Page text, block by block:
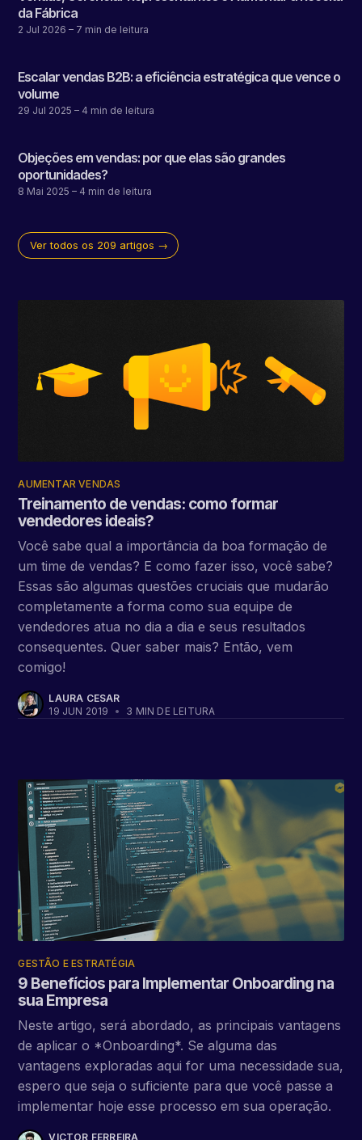
da Fábrica
2 Jul 2026 – 7 min de leitura
Escalar vendas B2B: a eficiência estratégica que vence o
volume
29 Jul 2025 – 4 min de leitura
Objeções em vendas: por que elas são grandes
oportunidades?
8 Mai 2025 – 4 min de leitura
Ver todos os 209 artigos →
AUMENTAR VENDAS
Treinamento de vendas: como formar
vendedores ideais?
Você sabe qual a importância da boa formação de
um time de vendas? E como fazer isso, você sabe?
Essas são algumas questões cruciais que mudarão
completamente a forma como sua equipe de
vendedores atua no dia a dia e seus resultados
consequentes. Quer saber mais? Então, vem
comigo!
LAURA CESAR
19 JUN 2019
• 3 MIN DE LEITURA
GESTÃO E ESTRATÉGIA
9 Benefícios para Implementar Onboarding na
sua Empresa
Neste artigo, será abordado, as principais vantagens
de aplicar o *Onboarding*. Se alguma das
vantagens exploradas aqui for uma necessidade sua,
espero que seja o suficiente para que você passe a
implementar hoje esse processo em sua operação.
VICTOR FERREIRA